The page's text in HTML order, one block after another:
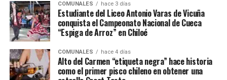
COMUNALES hace 3 días
Estudiante del Liceo Antonio Varas de Vicuña
conquista el Campeonato Nacional de Cueca
“Espiga de Arroz” en Chiloé
COMUNALES hace 4 días
Alto del Carmen “etiqueta negra” hace historia
como el primer pisco chileno en obtener una